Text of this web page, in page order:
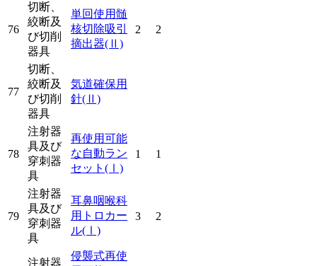
76
切断、
絞断及
び切削
器具
単回使用髄
核切除吸引
摘出器(Ⅱ)
2 2
77
切断、
絞断及
び切削
器具
気道確保用
針(Ⅱ)
78
注射器
具及び
穿刺器
具
再使用可能
な自動ラン
セット (Ⅰ)
1 1
79
注射器
具及び
穿刺器
具
耳鼻咽喉科
用トロカー
ル(Ⅰ)
3 2
注射器
侵襲式再使